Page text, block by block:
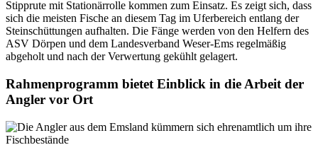
Stipprute mit Stationärrolle kommen zum Einsatz. Es zeigt sich, dass
sich die meisten Fische an diesem Tag im Uferbereich entlang der
Steinschüttungen aufhalten. Die Fänge werden von den Helfern des
ASV Dörpen und dem Landesverband Weser-Ems regelmäßig
abgeholt und nach der Verwertung gekühlt gelagert.
Rahmenprogramm bietet Einblick in die Arbeit der
Angler vor Ort